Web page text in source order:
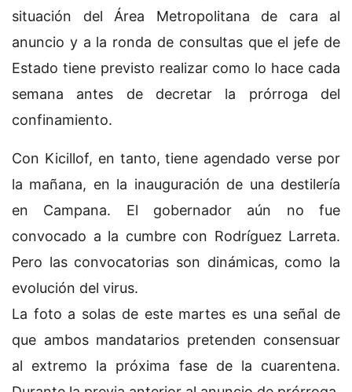
situación del Área Metropolitana de cara al
anuncio y a la ronda de consultas que el jefe de
Estado tiene previsto realizar como lo hace cada
semana antes de decretar la prórroga del
confinamiento.
Con Kicillof, en tanto, tiene agendado verse por
la mañana, en la inauguración de una destilería
en Campana. El gobernador aún no fue
convocado a la cumbre con Rodríguez Larreta.
Pero las convocatorias son dinámicas, como la
evolución del virus.
La foto a solas de este martes es una señal de
que ambos mandatarios pretenden consensuar
al extremo la próxima fase de la cuarentena.